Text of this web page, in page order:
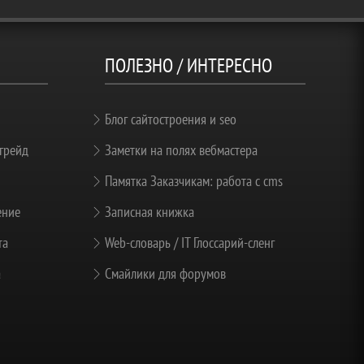
ПОЛЕЗНО / ИНТЕРЕСНО
Блог сайтостроения и seo
Заметки на полях вебмастера
Памятка Заказчикам: работа с cms
Записная книжка
Web-словарь / IT Глоссарий-сленг
Смайлики для форумов